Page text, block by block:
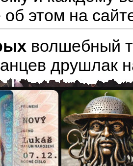
этом на
волшебный
друшлак